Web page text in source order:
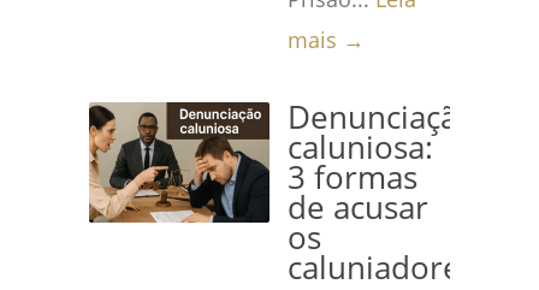
mais →
Denunciação
caluniosa:
3 formas
de acusar
os
caluniadores